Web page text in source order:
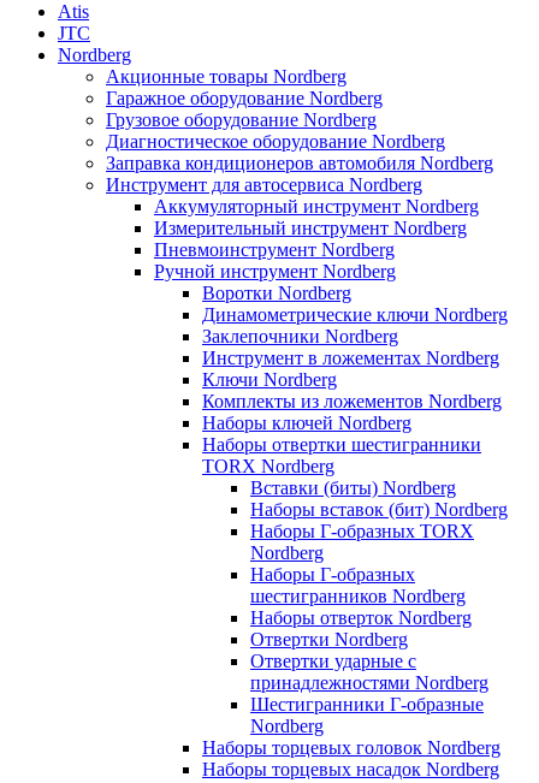
Atis
JTC
Nordberg
Акционные товары Nordberg
Гаражное оборудование Nordberg
Грузовое оборудование Nordberg
Диагностическое оборудование Nordberg
Заправка кондиционеров автомобиля Nordberg
Инструмент для автосервиса Nordberg
Аккумуляторный инструмент Nordberg
Измерительный инструмент Nordberg
Пневмоинструмент Nordberg
Ручной инструмент Nordberg
Воротки Nordberg
Динамометрические ключи Nordberg
Заклепочники Nordberg
Инструмент в ложементах Nordberg
Ключи Nordberg
Комплекты из ложементов Nordberg
Наборы ключей Nordberg
Наборы отвертки шестигранники
TORX Nordberg
Вставки (биты) Nordberg
Наборы вставок (бит) Nordberg
Наборы Г-образных TORX
Nordberg
Наборы Г-образных
шестигранников Nordberg
Наборы отверток Nordberg
Отвертки Nordberg
Отвертки ударные с
принадлежностями Nordberg
Шестигранники Г-образные
Nordberg
Наборы торцевых головок Nordberg
Наборы торцевых насадок Nordberg